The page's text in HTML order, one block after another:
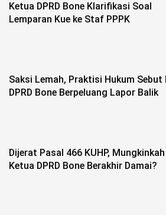
Life Style
Opini
Disclaimer
Ketua DPRD Bone Klarifikasi Soal
Lemparan Kue ke Staf PPPK
Saksi Lemah, Praktisi Hukum Sebut
DPRD Bone Berpeluang Lapor Balik
Dijerat Pasal 466 KUHP,
Ketua DPRD Bone Berakhir Damai?